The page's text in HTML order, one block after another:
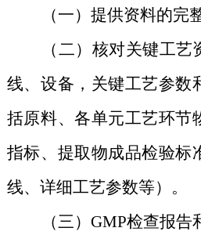
（一）提供资料的完整
（二）核对关键工艺
线、设备，关键工艺参数
括原料、各单元工艺环节
指标、提取物成品检验标
线、详细工艺参数等）。
（三）GMP检查报告和